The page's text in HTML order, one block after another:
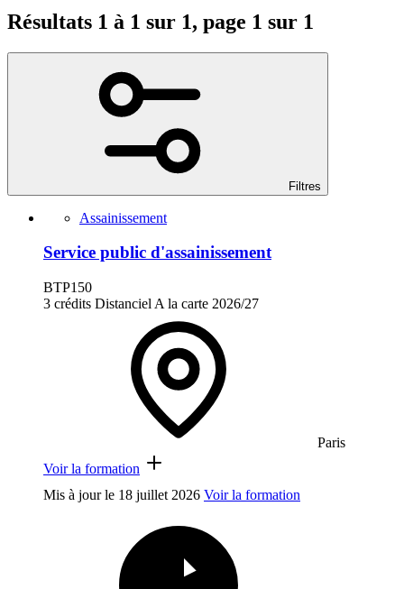
Résultats 1 à 1 sur 1, page 1 sur 1
Filtres
Assainissement
Service public d'assainissement
BTP150
3 crédits Distanciel A la carte 2026/27
Paris
Voir la formation
Mis à jour le 18 juillet 2026 Voir la formation